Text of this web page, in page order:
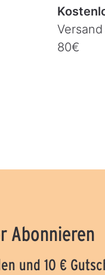
80€
Abonnieren
und 10 €